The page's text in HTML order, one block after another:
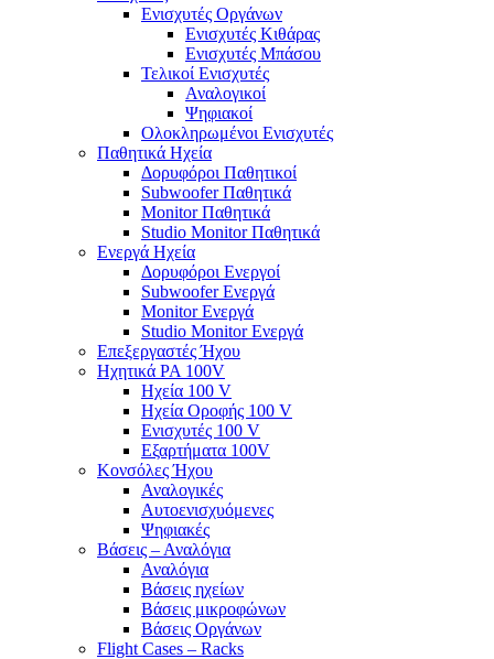
Ενισχυτές Οργάνων
Ενισχυτές Κιθάρας
Ενισχυτές Μπάσου
Τελικοί Ενισχυτές
Αναλογικοί
Ψηφιακοί
Ολοκληρωμένοι Ενισχυτές
Παθητικά Ηχεία
Δορυφόροι Παθητικοί
Subwoofer Παθητικά
Monitor Παθητικά
Studio Monitor Παθητικά
Ενεργά Ηχεία
Δορυφόροι Ενεργοί
Subwoofer Ενεργά
Monitor Ενεργά
Studio Monitor Ενεργά
Επεξεργαστές Ήχου
Ηχητικά PA 100V
Ηχεία 100 V
Ηχεία Οροφής 100 V
Ενισχυτές 100 V
Εξαρτήματα 100V
Κονσόλες Ήχου
Αναλογικές
Αυτοενισχυόμενες
Ψηφιακές
Βάσεις – Αναλόγια
Αναλόγια
Βάσεις ηχείων
Βάσεις μικροφώνων
Βάσεις Οργάνων
Flight Cases – Racks